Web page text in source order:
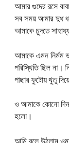
আমার গুদের রসে
সব সময় আমার দুধ
আমাকে চুদতে
আমাকে এমন নির্মম
পরিস্থিতি ছিল না।
পাছার ফুটোয় থুতু
ও আমাকে কোনো দিন
হলো।
আমি বলে উঠলাম